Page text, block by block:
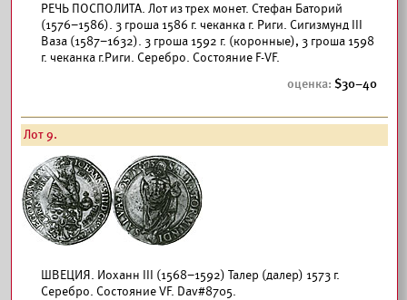
РЕЧЬ ПОСПОЛИТА. Лот из трех монет. Стефан Баторий
(1576–1586). 3 гроша 1586 г. чеканка г. Риги. Сигизмунд III
Ваза (1587–1632). 3 гроша 1592 г. (коронные), 3 гроша 1598
г. чеканка г.Риги. Серебро. Состояние F-VF.
30–40
Лот 9.
ШВЕЦИЯ. Иоханн III (1568–1592) Талер (далер) 1573 г.
Серебро. Состояние VF. Dav#8705.